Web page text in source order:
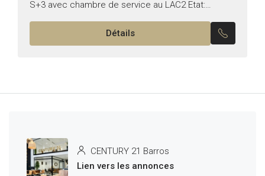
S+3 avec chambre de service au LAC2 Etat:
meublé Il se compose de: -Un salon , salle à
Détails
CENTURY 21 Barros
Lien vers les annonces